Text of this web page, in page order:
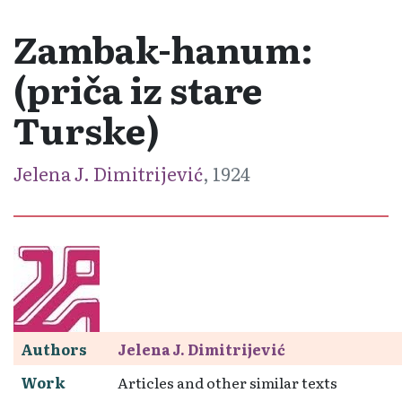
Zambak-hanum:
(priča iz stare
Turske)
Jelena J. Dimitrijević, 1924
Authors
Jelena J. Dimitrijević
Work
Articles and other similar texts